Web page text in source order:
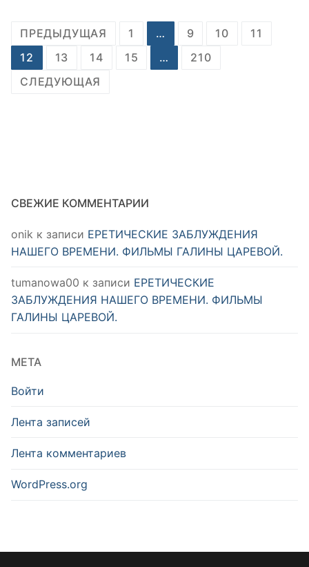
Пагинация
записей
ПРЕДЫДУЩАЯ 1 … 9 10
11
12
13 14 15 …
210
СЛЕДУЮЩАЯ
СВЕЖИЕ КОММЕНТАРИИ
onik к записи ЕРЕТИЧЕСКИЕ ЗАБЛУЖДЕНИЯ
НАШЕГО ВРЕМЕНИ. ФИЛЬМЫ ГАЛИНЫ ЦАРЕВОЙ.
tumanowa00 к записи ЕРЕТИЧЕСКИЕ
ЗАБЛУЖДЕНИЯ НАШЕГО ВРЕМЕНИ. ФИЛЬМЫ
ГАЛИНЫ ЦАРЕВОЙ.
МЕТА
Войти
Лента записей
Лента комментариев
WordPress.org